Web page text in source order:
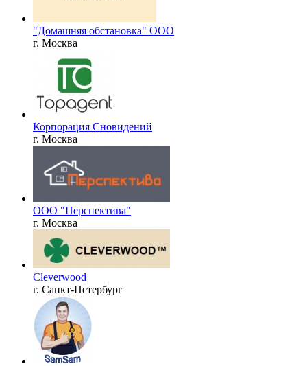
"Домашняя обстановка" ООО
г. Москва
Корпорация Сновидений
г. Москва
ООО "Перспектива"
г. Москва
Cleverwood
г. Санкт-Петербург